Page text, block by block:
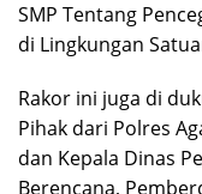
SMP Tentang
di Lingkungan
Rakor ini juga di
Pihak dari Polres
dan Kepala Dinas
Berencana,